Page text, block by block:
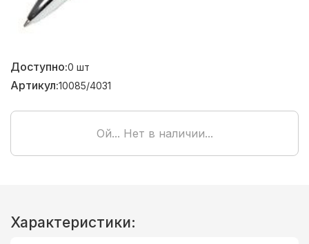
Доступно:0 шт
Артикул:10085/4031
Ой... Нет в наличии...
Характеристики: